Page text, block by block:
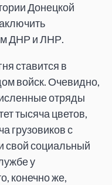
Донецкой
ДНР и ЛНР.
ставится в
войск. Очевидно,
отряды
тысяча цветов,
грузовиков с
свой социальный
у
конечно же,